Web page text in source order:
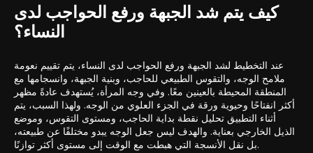
كيف يتم شد الجبهة ورفع الحواجب لدى
النساء؟
عند التخطيط لشد الجبهة ورفع الحواجب لدى النساء، يتم تقييم نعومة
ملامح الوجه، والتقوس الطبيعي للحاجب، وبنية الجبهة، وانسجامها مع
المنطقة المحيطة بالعينين معًا. وفي وجه المرأة، يُستهدف عادةً مظهر
أكثر انفتاحًا وحيوية ورقة في الجزء العلوي من الوجه. ولهذا السبب، يتم
أثناء التطبيق تحليل نقطة بداية الحاجب، ومستوى التقوس، وموضع
الذيل الخارجي بعناية. والهدف ليس جعل الوجه يبدو مختلفًا عن طبيعته،
بل نقل الأنسجة التي هبطت مع الوقت إلى مستوى أكثر توازنًا.